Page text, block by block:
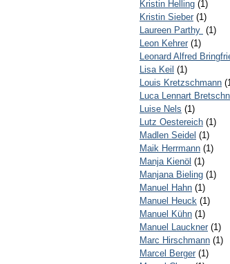
Kristin Helling (1)
Kristin Sieber (1)
Laureen Parthy (1)
Leon Kehrer (1)
Leonard Alfred
Lisa Keil (1)
Louis Kretzschmann
Luca Lennart
Luise Nels (1)
Lutz Oestereich (1)
Madlen Seidel (1)
Maik Herrmann (1)
Manja Kienöl (1)
Manjana Bieling (1)
Manuel Hahn (1)
Manuel Heuck (1)
Manuel Kühn (1)
Manuel Lauckner (1)
Marc Hirschmann (1)
Marcel Berger (1)